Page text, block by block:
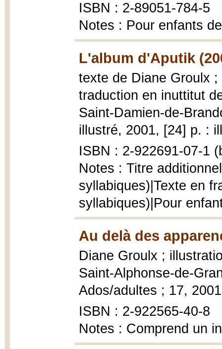
ISBN : 2-89051-784-5
Notes : Pour enfants
L'album d'Aputik
texte de Diane Groulx
traduction en inuttitut
Saint-Damien-de-
illustré, 2001, [24] p. :
ISBN : 2-922691-07-1
Notes : Titre
syllabiques)|Texte en
syllabiques)|Pour
Au delà des
Diane Groulx ;
Saint-Alphonse-de-
Ados/adultes ; 17, 2001
ISBN : 2-922565-40-8
Notes : Comprend un